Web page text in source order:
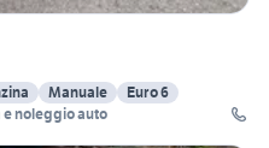
Manuale
Euro 6
noleggio auto